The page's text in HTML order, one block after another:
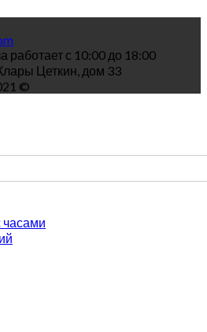
работает с 10:00 до 18:00
Цеткин, дом 33
©
часами